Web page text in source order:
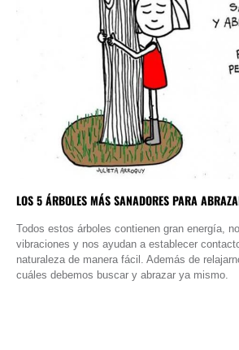
LOS 5 ÁRBOLES MÁS SANADORES PARA
Todos estos árboles contienen gran energía,
vibraciones y nos ayudan a establecer
naturaleza de manera fácil. Además de
cuáles debemos buscar y abrazar ya mismo.